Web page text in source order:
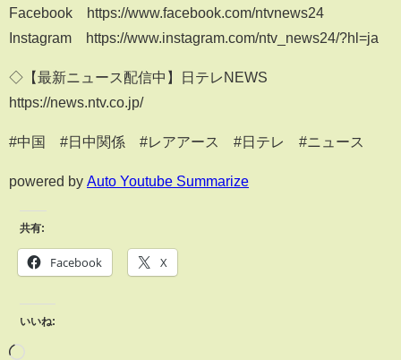
Facebook https://www.facebook.com/ntvnews24
Instagram https://www.instagram.com/ntv_news24/?hl=ja
◇【最新ニュース配信中】日テレNEWS
https://news.ntv.co.jp/
#中国 #日中関係 #レアアース #日テレ #ニュース
powered by Auto Youtube Summarize
共有:
Facebook X
いいね: